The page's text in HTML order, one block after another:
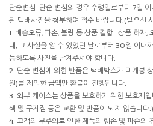
단순변심: 단순 변심의 경우 수령일로부터 7일
된 택배사진을 첨부하여 접수 바랍니다.(받으신
1. 배송오류, 파손, 불량 등 상품 결함 : 상품 하자,
내, 그 사실을 알 수 있었던 날로부터 30일 이내
능하도록 사진을 남겨주셔야 합니다.
2. 단순 변심에 의한 반품은 택배박스가 미개봉
원)를 제외한 금액만 환불이 진행됩니다.
3. 외부 케이스는 상품을 보호하기 위한 보호제
색 및 구겨짐 등은 교환 및 반품이 되지 않습니다.)
4. 고객의 부주의로 인한 제품의 훼손 및 파손의